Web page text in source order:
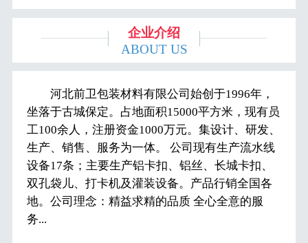
企业介绍
ABOUT US
河北前卫包装材料有限公司始创于1996年，
坐落于古城保定。占地面积15000平方米，现有员
工100余人，注册资金1000万元。集设计、研发、
生产、销售、服务为一体。 公司现有生产流水线
设备17条；主要生产铝卡扣、铝丝、长城卡扣、
双孔袋儿、打卡机及灌装设备。产品行销全国各
地。公司理念：精益求精的品质 全心全意的服
务...